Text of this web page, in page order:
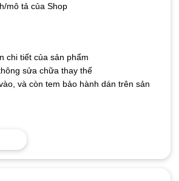
mô tả của Shop
chi tiết của sản phẩm
sửa chữa thay thế
và còn tem bảo hành dán trên sản
mất nét, bền bỉ với thời gian.
với máy tính và sử dụng ngay mà
tốt giúp gõ nhanh và chính xác